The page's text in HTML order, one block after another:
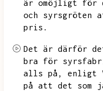
är omöjligt för
och syrsgröten
pris.
Det är därför
bra för
alls på,
enligt
på att det som